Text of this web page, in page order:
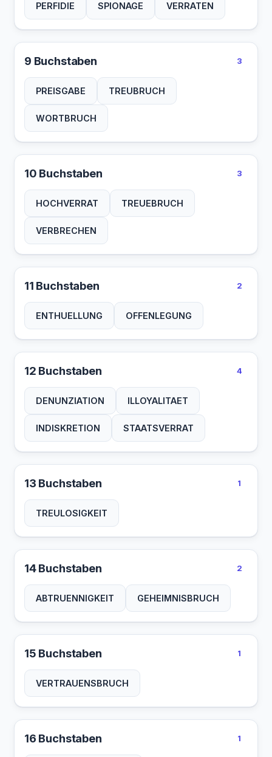
PERFIDIE SPIONAGE VERRATEN
9 Buchstaben 3
PREISGABE TREUBRUCH
WORTBRUCH
10 Buchstaben 3
HOCHVERRAT TREUEBRUCH
VERBRECHEN
11 Buchstaben 2
ENTHUELLUNG OFFENLEGUNG
12 Buchstaben 4
DENUNZIATION ILLOYALITAET
INDISKRETION STAATSVERRAT
13 Buchstaben 1
TREULOSIGKEIT
14 Buchstaben 2
ABTRUENNIGKEIT GEHEIMNISBRUCH
15 Buchstaben 1
VERTRAUENSBRUCH
16 Buchstaben 1